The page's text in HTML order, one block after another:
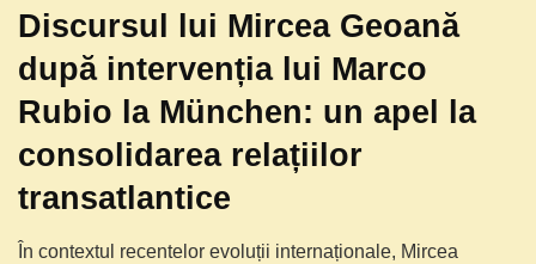
Discursul lui Mircea Geoană
după intervenția lui Marco
Rubio la München: un apel la
consolidarea relațiilor
transatlantice
În contextul recentelor evoluții internaționale, Mircea